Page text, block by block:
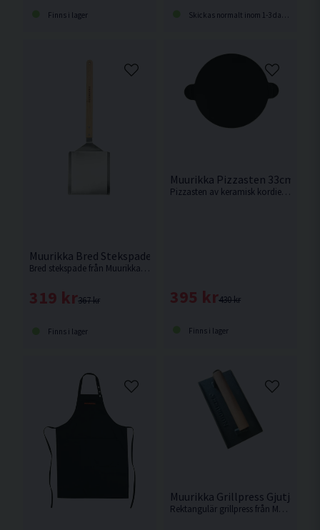
Finns i lager Skickas normalt inom 1-3 dagar
Muurikka Bred Stekspade Rostfritt/Trä 60cm
Bred stekspade från Muurikka som även passar att smasha exempelvis burgare.
367 kr
319 kr
Finns i lager
Muurikka Pizzasten 33cm
Pizzasten av keramisk kordierit. Perfekt i ugnen eller på grillen.
430 kr
395 kr
Finns i lager
Muurikka Grillpress Gjutjärn/
Rektangulär grillpress från Muurikka.